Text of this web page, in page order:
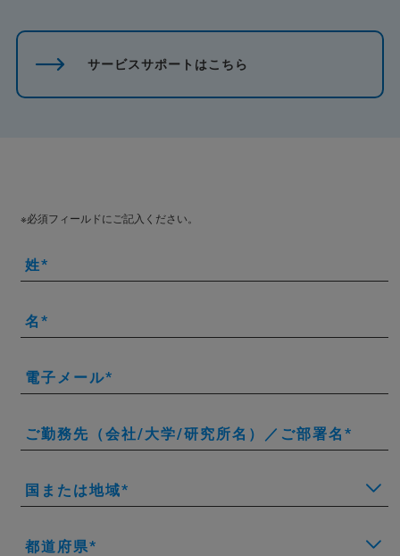
サービスサポートはこちら
※必須フィールドにご記入ください。
姓
名
電子メール
ご勤務先（会社/大学/研究所名）／ご部署名
国または地域
都道府県